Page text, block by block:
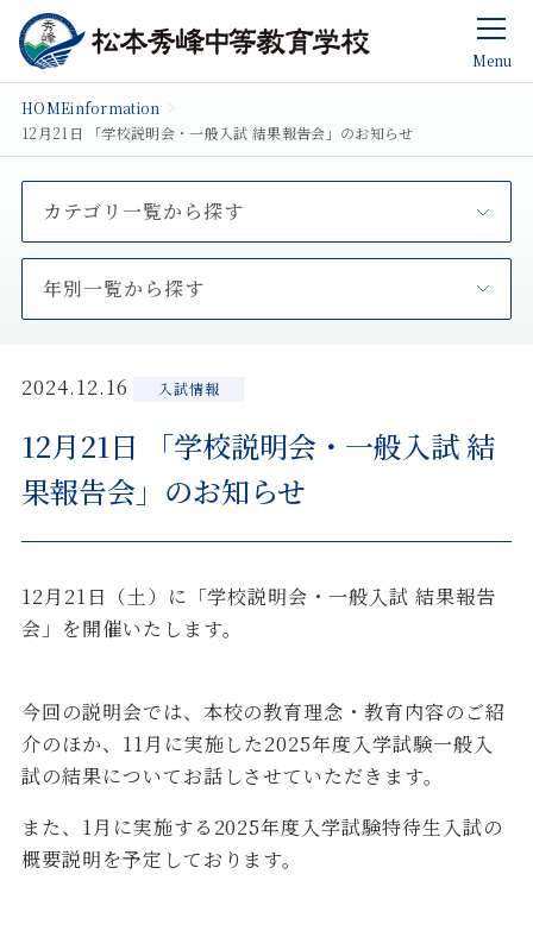
Menu
HOMEinformation
12月21日 「学校説明会・一般入試 結果報告会」のお知らせ
カテゴリ一覧から探す
年別一覧から探す
2024.12.16 入試情報
12月21日 「学校説明会・一般入試 結
果報告会」のお知らせ
12月21日（土）に「学校説明会・一般入試 結果報告
会」を開催いたします。
今回の説明会では、本校の教育理念・教育内容のご紹
介のほか、11月に実施した2025年度入学試験一般入
試の結果についてお話しさせていただきます。
また、1月に実施する2025年度入学試験特待生入試の
概要説明を予定しております。